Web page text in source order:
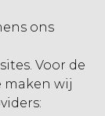
ons
Voor de
maken wij